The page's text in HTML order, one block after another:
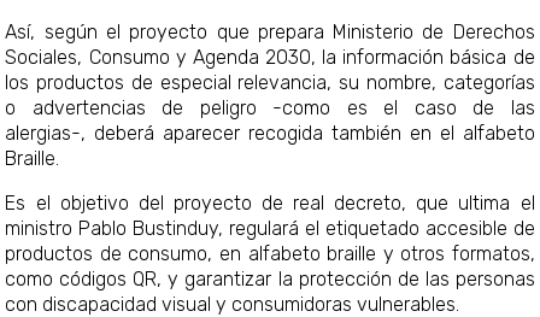
Así, según el proyecto que prepara Ministerio de Derechos
Sociales, Consumo y Agenda 2030, la información básica de
los productos de especial relevancia, su nombre, categorías
o advertencias de peligro -como es el caso de las
alergias-, deberá aparecer recogida también en el alfabeto
Braille.
Es el objetivo del proyecto de real decreto, que ultima el
ministro Pablo Bustinduy, regulará el etiquetado accesible de
productos de consumo, en alfabeto braille y otros formatos,
como códigos QR, y garantizar la protección de las personas
con discapacidad visual y consumidoras vulnerables.